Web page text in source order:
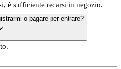
è sufficiente recarsi in negozio.
o pagare per entrare?